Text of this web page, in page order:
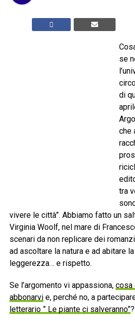
se
di
che
tra
vivere le città”. Abbiamo fatto un
Virginia Woolf, nel mare di
scenari da non replicare dei
ad ascoltare la natura e ad abitare
leggerezza… e rispetto.
Se l’argomento vi appassiona, cosa
abbonarvie, perché no, a
letterario ” Le piante ci salveranno”?